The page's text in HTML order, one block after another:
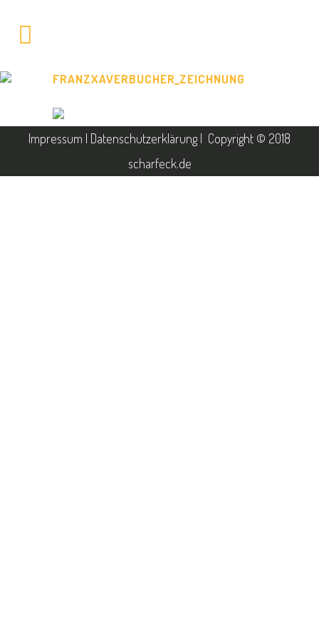
FRANZXAVERBUCHER_ZEICHNUNG
Impressum | Datenschutzerklärung| Copyright © 2018
scharfeck.de